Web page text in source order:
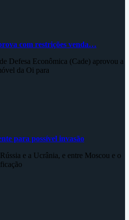
com restrições venda…
Defesa Econômica (Cade) aprovou a
da Oi para
para possível invasão
e a Ucrânia, e entre Moscou e o